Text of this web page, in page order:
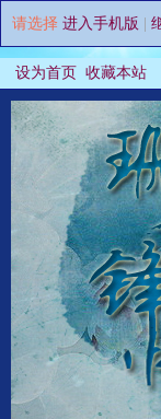
请选择 进入手机版
设为首页 收藏本站